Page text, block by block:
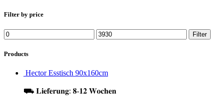
Filter by price
Filter
Products
Hector Esstisch 90x160cm
⛟ 𝐋𝐢𝐞𝐟𝐞𝐫𝐮𝐧𝐠: 𝟖-𝟏𝟐 𝐖𝐨𝐜𝐡𝐞𝐧